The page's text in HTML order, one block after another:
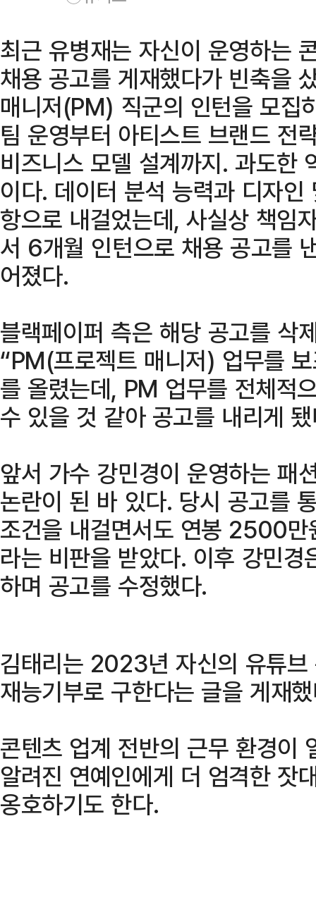
최근 유병재는 자신이 운영하는
채용 공고를 게재했다가 빈축을
매니저(PM) 직군의 인턴을 모집
팀 운영부터 아티스트 브랜드 전
비즈니스 모델 설계까지. 과도한
이다. 데이터 분석 능력과 디자
항으로 내걸었는데, 사실상 책임
서 6개월 인턴으로 채용 공고를
어졌다.
블랙페이퍼 측은 해당 공고를 삭
“PM(프로젝트 매니저) 업무를
를 올렸는데, PM 업무를 전체적
수 있을 것 같아 공고를 내리게
앞서 가수 강민경이 운영하는 패
논란이 된 바 있다. 당시 공고를
조건을 내걸면서도 연봉 2500만
라는 비판을 받았다. 이후 강민
하며 공고를 수정했다.
김태리는 2023년 자신의 유튜
재능기부로 구한다는 글을 게재
콘텐츠 업계 전반의 근무 환경이
알려진 연예인에게 더 엄격한 잣
옹호하기도 한다.